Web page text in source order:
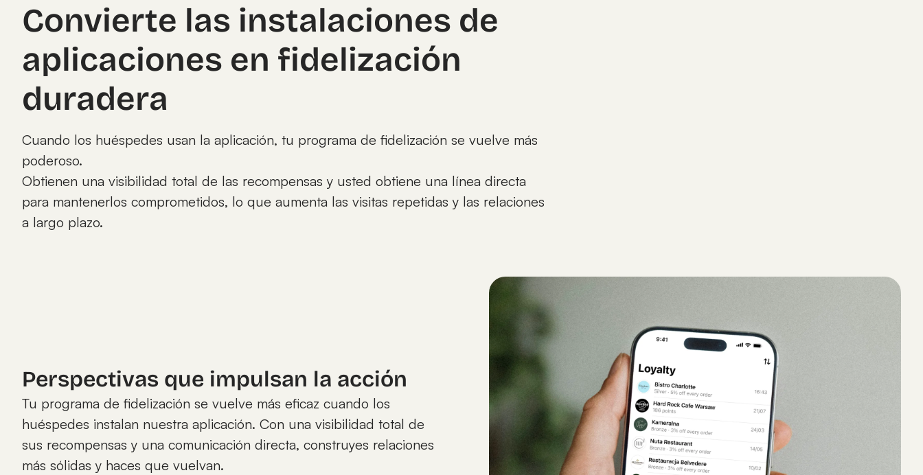
Convierte las instalaciones de
aplicaciones en fidelización
duradera
Cuando los huéspedes usan la aplicación, tu programa de fidelización se vuelve más
poderoso.
Obtienen una visibilidad total de las recompensas y usted obtiene una línea directa
para mantenerlos comprometidos, lo que aumenta las visitas repetidas y las relaciones
a largo plazo.
Perspectivas que impulsan la acción
Tu programa de fidelización se vuelve más eficaz cuando los
huéspedes instalan nuestra aplicación. Con una visibilidad total de
sus recompensas y una comunicación directa, construyes relaciones
más sólidas y haces que vuelvan.